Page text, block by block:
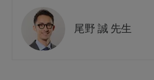
尾野 誠 先生